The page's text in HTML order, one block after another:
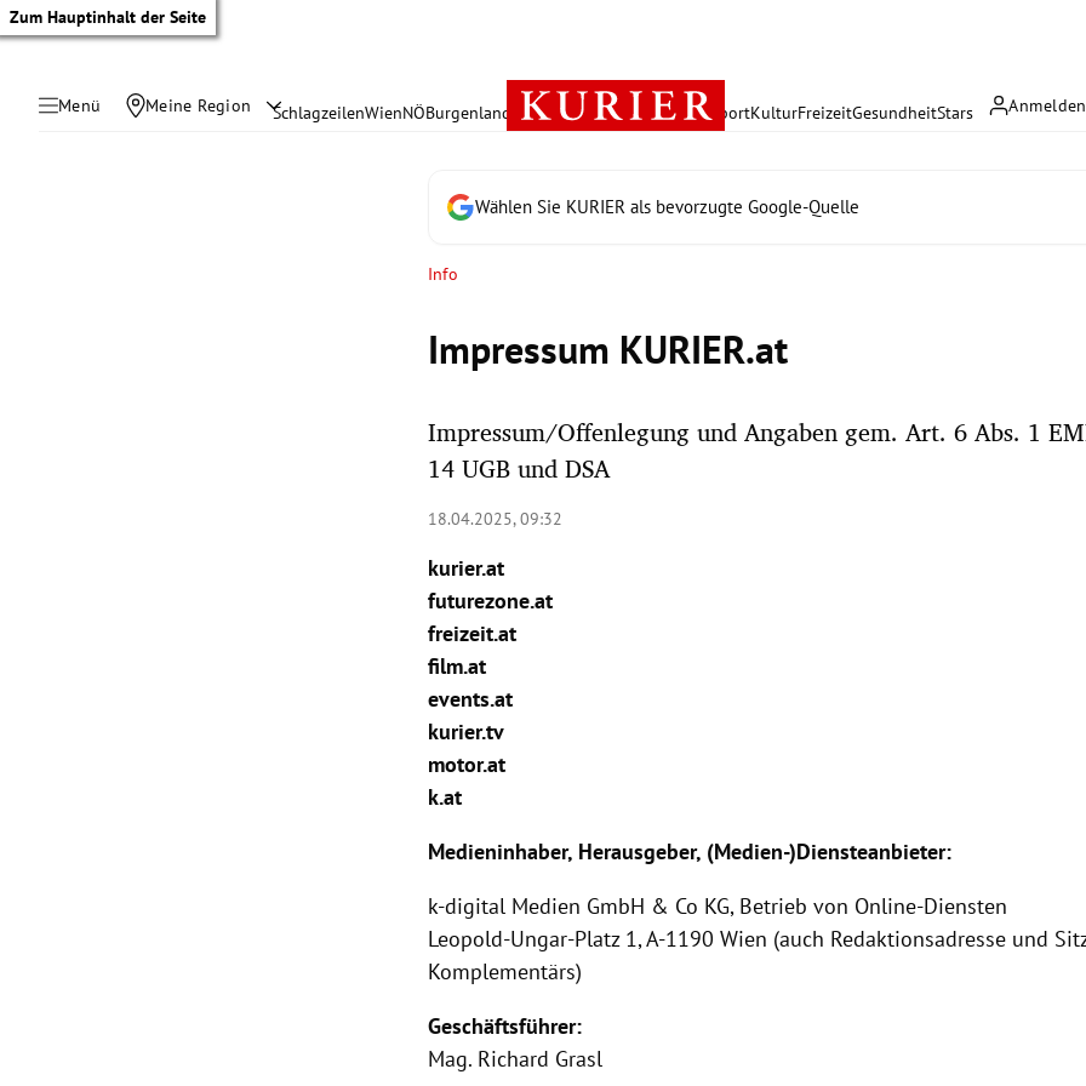
Zum Hauptinhalt der Seite
Menü Meine Region Anmelden
SchlagzeilenWienNÖBurgenland Österreich PolitikWirtschaft SportKulturFreizeitGesundheitStars
Wählen Sie KURIER als bevorzugte Google-Quelle
Info
Impressum KURIER.at
Impressum/Offenlegung und Angaben gem. Art. 6 Abs. 1
14 UGB und DSA
18.04.2025, 09:32
kurier.at
futurezone.at
freizeit.at
film.at
events.at
kurier.tv
motor.at
k.at
Medieninhaber, Herausgeber, (Medien-)Diensteanbieter:
k-digital Medien GmbH & Co KG, Betrieb von Online-Diensten
Leopold-Ungar-Platz 1, A-1190 Wien (auch Redaktionsadresse und
Komplementärs)
Geschäftsführer:
Mag. Richard Grasl